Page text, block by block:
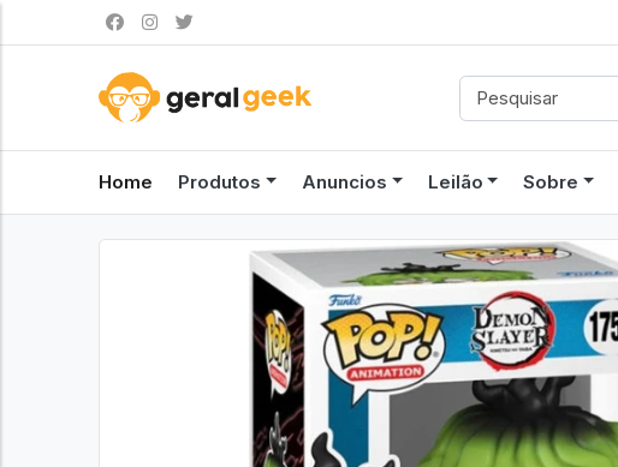
Home Produtos Anuncios Leilão Sobre